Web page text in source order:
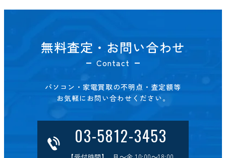
無料査定・お問い合わせ
Contact
パソコン・家電買取の不明点・査定額等
お気軽にお問い合わせください。
03-5812-3453